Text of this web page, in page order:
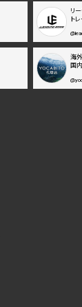
リ
ト
海
国